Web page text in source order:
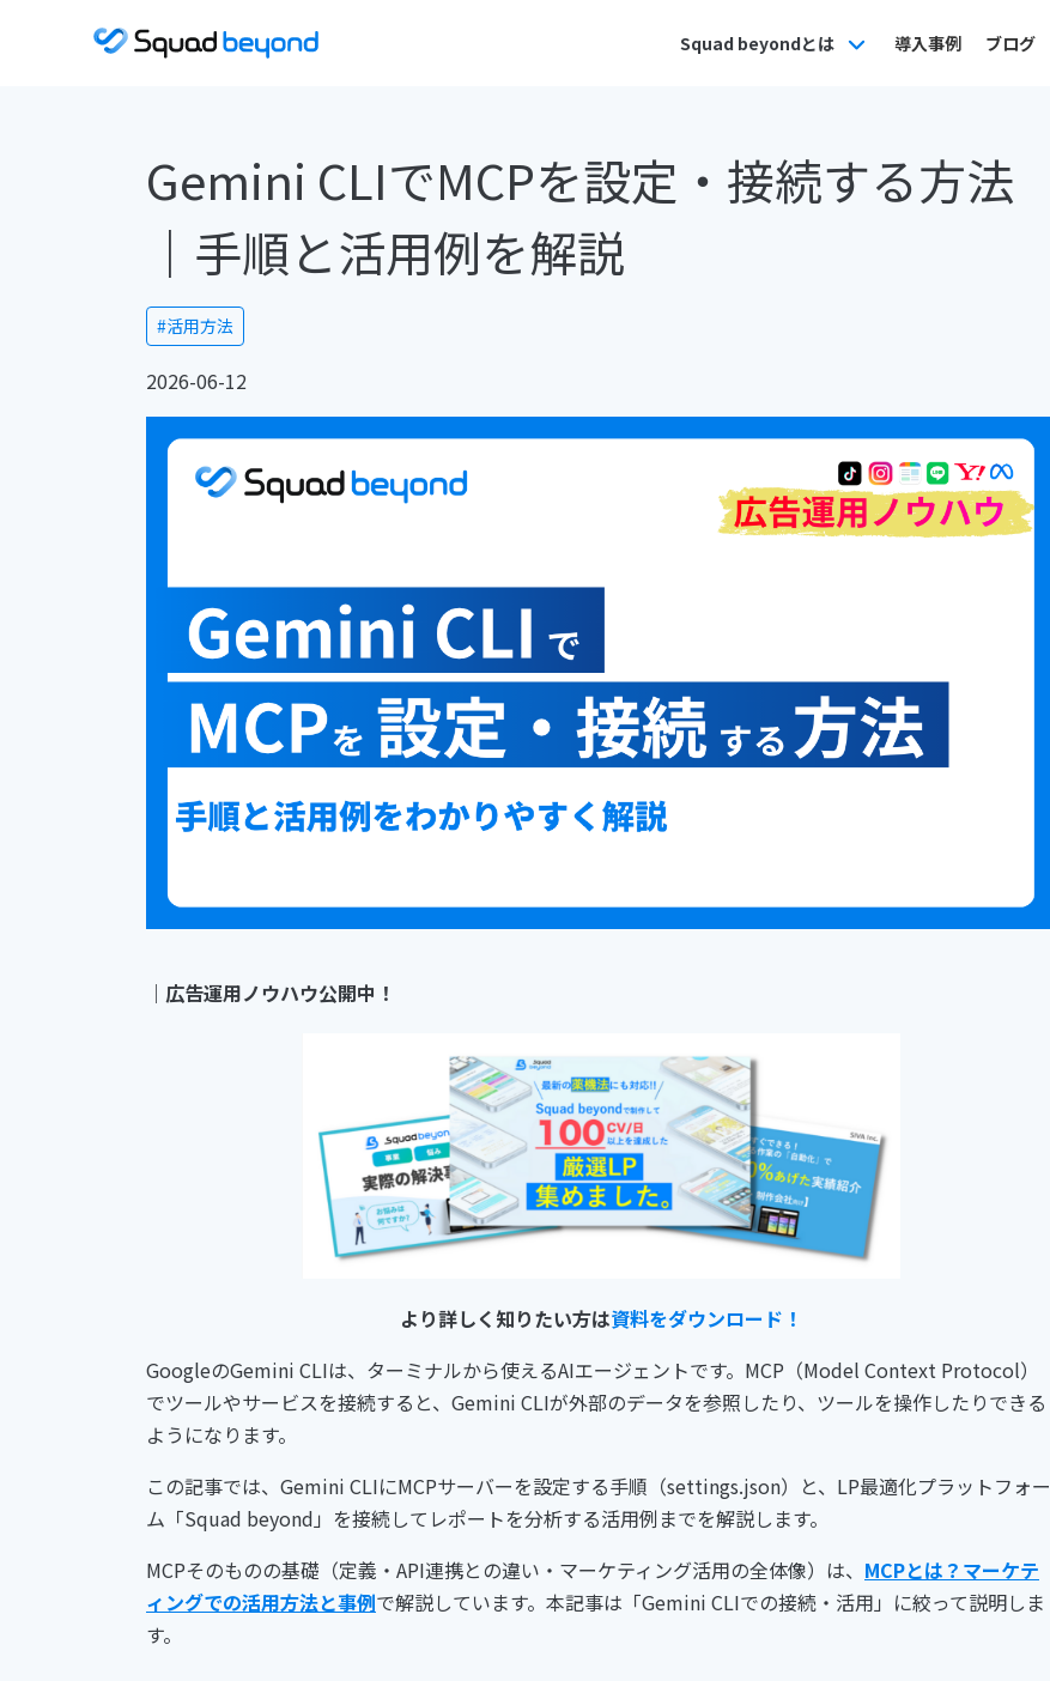
Squad beyondとは 導入事例 ブログ
Gemini CLIでMCPを設定・接続する方法
｜手順と活用例を解説
#活用方法
2026-06-12
｜ 広告運用ノウハウ公開中！
より詳しく知りたい方は資料をダウンロード！
GoogleのGemini CLIは、ターミナルから使えるAIエージェントです。MCP（Model Context Protocol）
でツールやサービスを接続すると、Gemini CLIが外部のデータを参照したり、ツールを操作したりできる
ようになります。
この記事では、Gemini CLIにMCPサーバーを設定する手順（settings.json）と、LP最適化プラットフォー
ム「Squad beyond」を接続してレポートを分析する活用例までを解説します。
MCPそのものの基礎（定義・API連携との違い・マーケティング活用の全体像）は、 MCPとは？マーケテ
ィングでの活用方法と事例で解説しています。本記事は「Gemini CLIでの接続・活用」に絞って説明しま
す。